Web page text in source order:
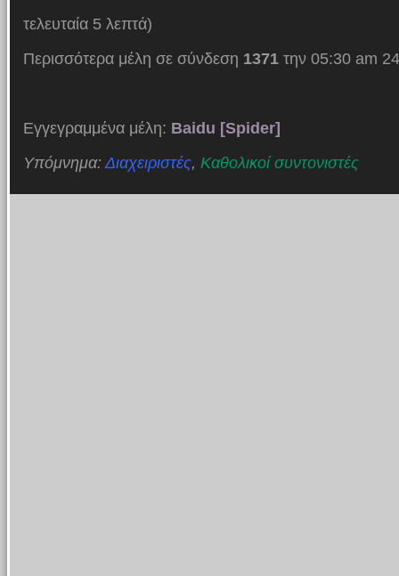
τελευταία 5 λεπτά)
Περισσότερα μέλη σε σύνδεση 1371την 05:30 am
Εγγεγραμμένα μέλη: Baidu [Spider]
Υπόμνημα:Διαχειριστές, Καθολικοί συντονιστές